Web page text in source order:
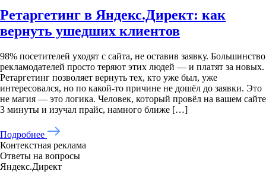
Ретаргетинг в Яндекс.Директ: как
вернуть ушедших клиентов
98% посетителей уходят с сайта, не оставив заявку. Большинство
рекламодателей просто теряют этих людей — и платят за новых.
Ретаргетинг позволяет вернуть тех, кто уже был, уже
интересовался, но по какой-то причине не дошёл до заявки. Это
не магия — это логика. Человек, который провёл на вашем сайте
3 минуты и изучал прайс, намного ближе […]
Подробнее
Контекстная реклама
Ответы на вопросы
Яндекс.Директ